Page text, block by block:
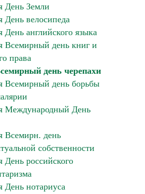
День Земли
День велосипеда
День английского языка
Всемирный день книг и
права
день черепахи
Всемирный день борьбы
Международный День
Всемирн. день
собственности
День российского
День нотариуса